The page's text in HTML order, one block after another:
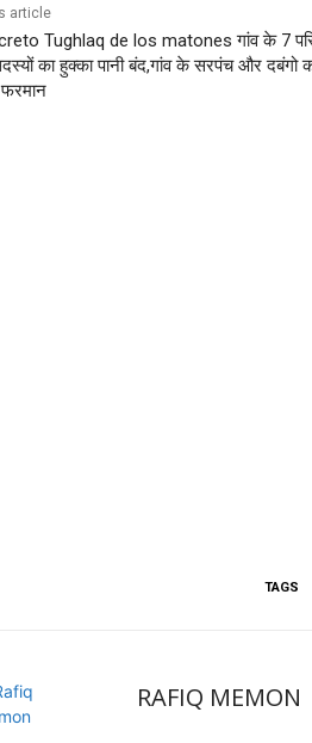
article
Tughlaq de los matones गांव के 7
का हुक्का पानी बंद,गांव के सरपंच और दबंगो
TAGS
RAFIQ MEMON